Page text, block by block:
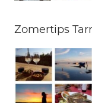
Zomertips